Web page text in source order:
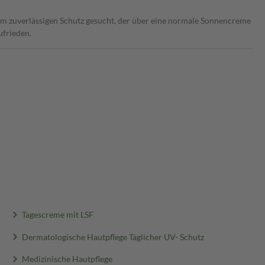
zuverlässigen Schutz gesucht, der über eine normale Sonnencreme
Tagescreme mit LSF
Dermatologische Hautpflege Täglicher UV- Schutz
Medizinische Hautpflege